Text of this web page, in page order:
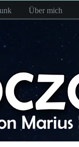
Über mich